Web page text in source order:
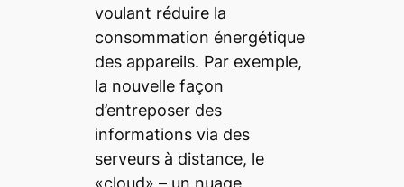
voulant réduire la
consommation énergétique
des appareils. Par exemple,
la nouvelle façon
d’entreposer des
informations via des
serveurs à distance, le
«cloud» – un nuage